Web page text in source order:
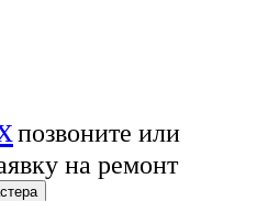
позвоните или
на ремонт